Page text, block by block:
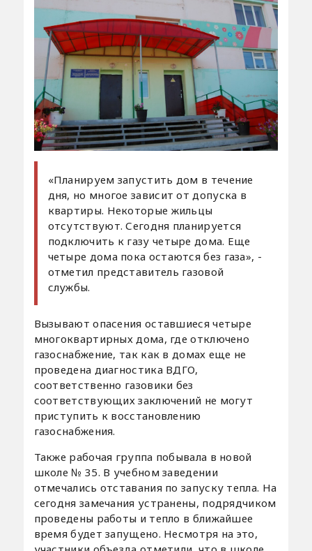
«Планируем запустить дом в течение
дня, но многое зависит от допуска в
квартиры. Некоторые жильцы
отсутствуют. Сегодня планируется
подключить к газу четыре дома. Еще
четыре дома пока остаются без газа», -
отметил представитель газовой
службы.
Вызывают опасения оставшиеся четыре
многоквартирных дома, где отключено
газоснабжение, так как в домах еще не
проведена диагностика ВДГО,
соответственно газовики без
соответствующих заключений не могут
приступить к восстановлению
газоснабжения.
Также рабочая группа побывала в новой
школе № 35. В учебном заведении
отмечались отставания по запуску тепла. На
сегодня замечания устранены, подрядчиком
проведены работы и тепло в ближайшее
время будет запущено. Несмотря на это,